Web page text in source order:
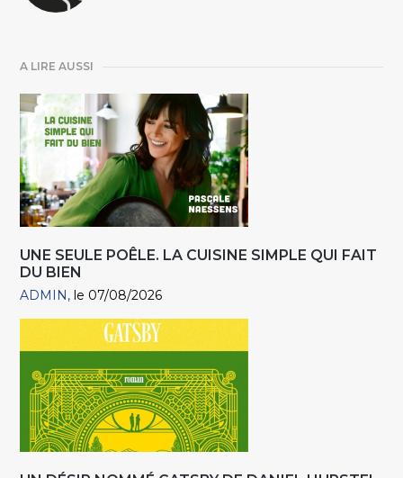
A LIRE AUSSI
UNE SEULE POÊLE. LA CUISINE SIMPLE QUI FAIT
DU BIEN
ADMIN le 07/08/2026